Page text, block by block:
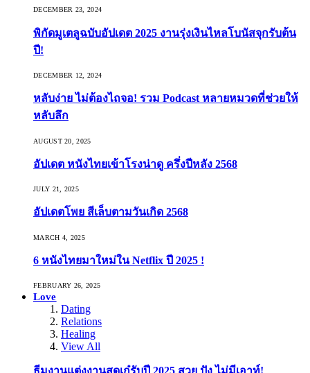
DECEMBER 23, 2024
พิกัดมูเตลูฉบับอัปเดต 2025 งานรุ่งเงินไหลโบนัสจุกรับต้น
ปี!
DECEMBER 12, 2024
หลับง่าย ไม่ต้องไถจอ! รวม Podcast หลายหมวดที่ช่วยให้
หลับลึก
AUGUST 20, 2025
อัปเดต หนังไทยเข้าโรงน่าดู ครึ่งปีหลัง 2568
JULY 21, 2025
อัปเดตโพย สีเล็บตามวันเกิด 2568
MARCH 4, 2025
6 หนังไทยมาใหม่ใน Netflix ปี 2025 !
FEBRUARY 26, 2025
Love
Dating
Relations
Healing
View All